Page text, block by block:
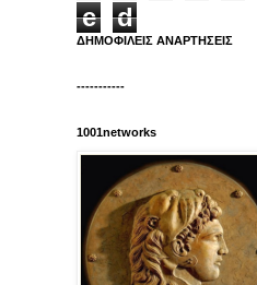
e
d
ΔΗΜΟΦΙΛΕΙΣ ΑΝΑΡΤΗΣΕΙΣ
-----------
1001networks